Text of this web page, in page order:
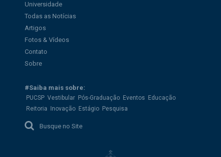
Universidade
Todas as Notícias
Artigos
Fotos & Vídeos
Contato
Sobre
#Saiba mais sobre:
PUCSP Vestibular Pós-Graduação Eventos
Educação
Reitoria
Inovação Estágio Pesquisa
Busque no Site